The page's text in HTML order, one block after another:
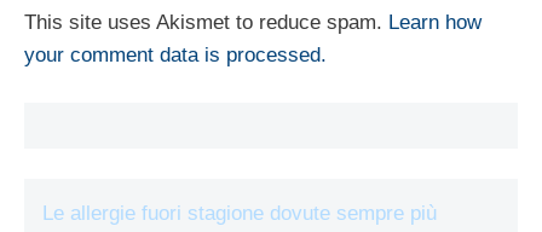
This site uses Akismet to reduce spam. Learn how
your comment data is processed.
Le allergie fuori stagione dovute sempre più